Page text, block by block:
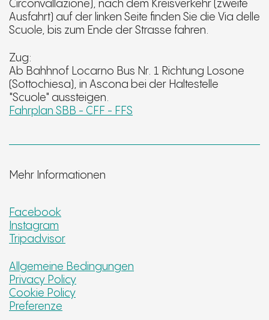
Circonvallazione), nach dem Kreisverkehr (zweite
Ausfahrt) auf der linken Seite finden Sie die Via delle
Scuole, bis zum Ende der Strasse fahren.
Zug:
Ab Bahhnof Locarno Bus Nr. 1 Richtung Losone
(Sottochiesa), in Ascona bei der Haltestelle
"Scuole" aussteigen.
Fahrplan SBB - CFF - FFS
Mehr Informationen
Facebook
Instagram
Tripadvisor
Allgemeine Bedingungen
Privacy Policy
Cookie Policy
Preferenze